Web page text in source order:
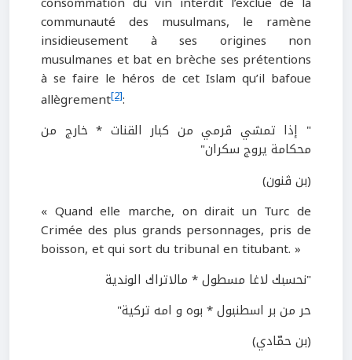
communauté des musulmans, le ramène
insidieusement à ses origines non
musulmanes et bat en brèche ses prétentions
à se faire le héros de cet Islam qu’il bafoue
allègrement[2]:
" إذا تمشي ڤرمي من كبار القنات * خارج من
محكامة يروج سكران"
(بن ڤنون)
« Quand elle marche, on dirait un Turc de
Crimée des plus grands personnages, pris de
boisson, et qui sort du tribunal en titubant. »
"نحسبك لاغا مسطول * مالاتراك الوندية
حر من بر اسطنبول * بوه و امه تركية"
(بن حمّادي)